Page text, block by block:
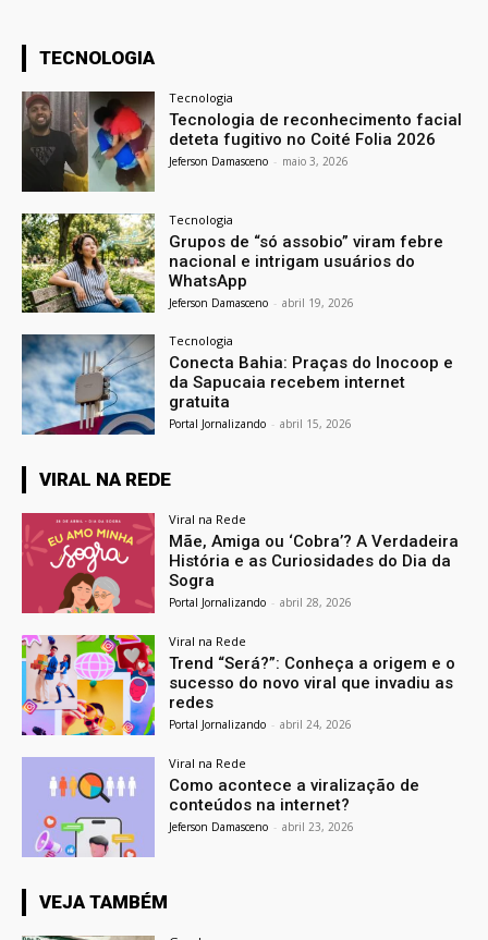
TECNOLOGIA
Tecnologia
Tecnologia de reconhecimento facial
deteta fugitivo no Coité Folia 2026
Jeferson Damasceno - maio 3, 2026
Tecnologia
Grupos de “só assobio” viram febre
nacional e intrigam usuários do
WhatsApp
Jeferson Damasceno - abril 19, 2026
Tecnologia
Conecta Bahia: Praças do Inocoop e
da Sapucaia recebem internet
gratuita
Portal Jornalizando - abril 15, 2026
VIRAL NA REDE
Viral na Rede
Mãe, Amiga ou ‘Cobra’? A Verdadeira
História e as Curiosidades do Dia da
Sogra
Portal Jornalizando - abril 28, 2026
Viral na Rede
Trend “Será?”: Conheça a origem e o
sucesso do novo viral que invadiu as
redes
Portal Jornalizando - abril 24, 2026
Viral na Rede
Como acontece a viralização de
conteúdos na internet?
Jeferson Damasceno - abril 23, 2026
VEJA TAMBÉM